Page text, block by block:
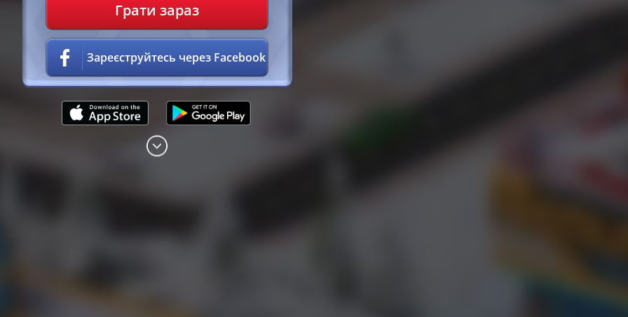
Умовами
користування
Політикою
конфіденційності
Грати зараз
Зареєструйтесь через Facebook